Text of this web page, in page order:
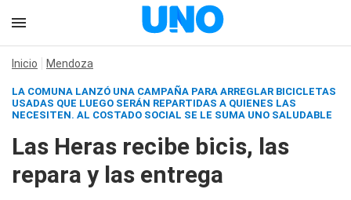
Inicio Mendoza
LA COMUNA LANZÓ UNA CAMPAÑA PARA ARREGLAR BICICLETAS
USADAS QUE LUEGO SERÁN REPARTIDAS A QUIENES LAS
NECESITEN. AL COSTADO SOCIAL SE LE SUMA UNO SALUDABLE
Las Heras recibe bicis, las
repara y las entrega